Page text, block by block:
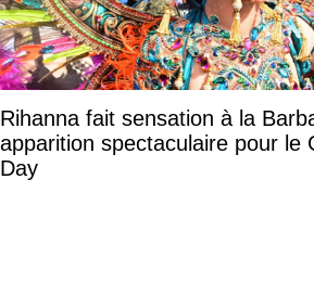
Rihanna fait sensation à la
apparition spectaculaire pour le
Day